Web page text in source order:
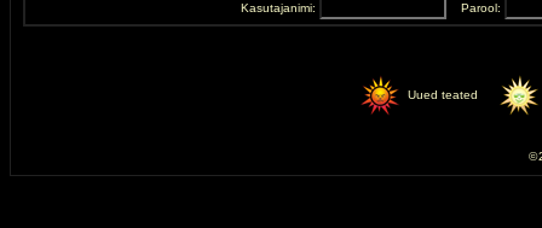
Kasutajanimi: Parool:
Uued teated
©